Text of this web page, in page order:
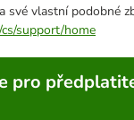
vlastní podobné
support/home
pro